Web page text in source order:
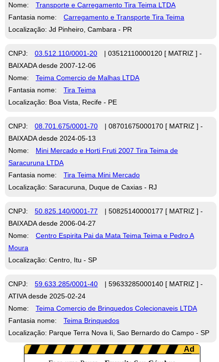
Nome:
Transporte e Carregamento Tira Teima LTDA
Fantasia nome:
Carregamento e Transporte Tira Teima
Localização: Jd Pinheiro, Cambara - PR
CNPJ: 03.512.110/0001-20
| 03512110000120 [ MATRIZ ] -
BAIXADA desde 2007-12-06
Nome:
Teima Comercio de Malhas LTDA
Fantasia nome:
Tira Teima
Localização: Boa Vista, Recife - PE
CNPJ: 08.701.675/0001-70
| 08701675000170 [ MATRIZ ] -
BAIXADA desde 2024-05-13
Nome:
Mini Mercado e Horti Fruti 2007 Tira Teima de
Saracuruna LTDA
Fantasia nome:
Tira Teima Mini Mercado
Localização: Saracuruna, Duque de Caxias - RJ
CNPJ: 50.825.140/0001-77
| 50825140000177 [ MATRIZ ] -
BAIXADA desde 2006-04-27
Nome:
Centro Espirita Pai da Mata Teima Teima e Pedro A
Moura
Localização: Centro, Itu - SP
CNPJ: 59.633.285/0001-40
| 59633285000140 [ MATRIZ ] -
ATIVA desde 2025-02-24
Nome:
Teima Comercio de Brinquedos Colecionaveis LTDA
Fantasia nome:
Teima Brinquedos
Localização: Parque Terra Nova Ii, Sao Bernardo do Campo - SP